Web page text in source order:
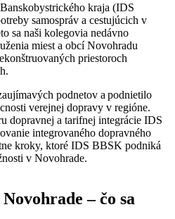
kraja (IDS
samospráv a cestujúcich v
sa naši kolegovia nedávno
miest a obcí Novohradu
priestoroch
podnetov a podnietilo
verejnej dopravy v regióne.
dopravnej a tarifnej integrácie IDS
integrovaného dopravného
kroky, ktoré IDS BBSK podniká
v Novohrade.
– čo sa